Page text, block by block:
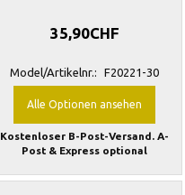
35,90CHF
Model/Artikelnr.: F20221-30
Alle Optionen ansehen
Kostenloser B-Post-Versand. A-
Post & Express optional